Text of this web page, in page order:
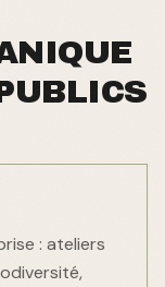
: ateliers